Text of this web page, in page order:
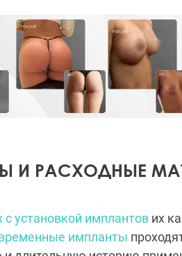
И РАСХОДНЫЕ
с установкой имплантов их
импланты